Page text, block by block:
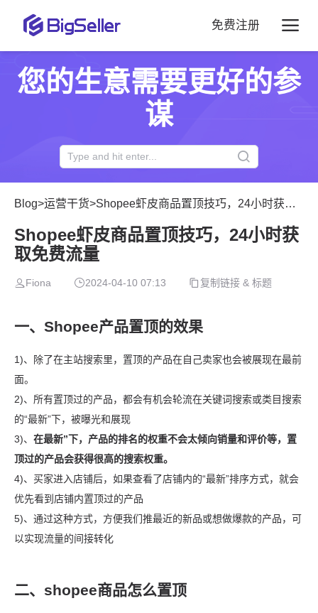
免费注册
您的生意需要更好的参
谋
Blog>运营干货>Shopee虾皮商品置顶技巧，24小时获取免费流量
Shopee虾皮商品置顶技巧，24小时获
取免费流量
Fiona 2024-04-10 07:13 复制链接 & 标题